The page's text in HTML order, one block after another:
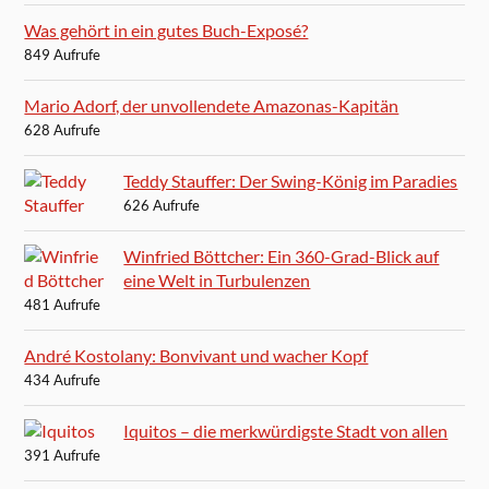
Was gehört in ein gutes Buch-Exposé?
849 Aufrufe
Mario Adorf, der unvollendete Amazonas-Kapitän
628 Aufrufe
Teddy Stauffer: Der Swing-König im Paradies
626 Aufrufe
Winfried Böttcher: Ein 360-Grad-Blick auf
eine Welt in Turbulenzen
481 Aufrufe
André Kostolany: Bonvivant und wacher Kopf
434 Aufrufe
Iquitos – die merkwürdigste Stadt von allen
391 Aufrufe